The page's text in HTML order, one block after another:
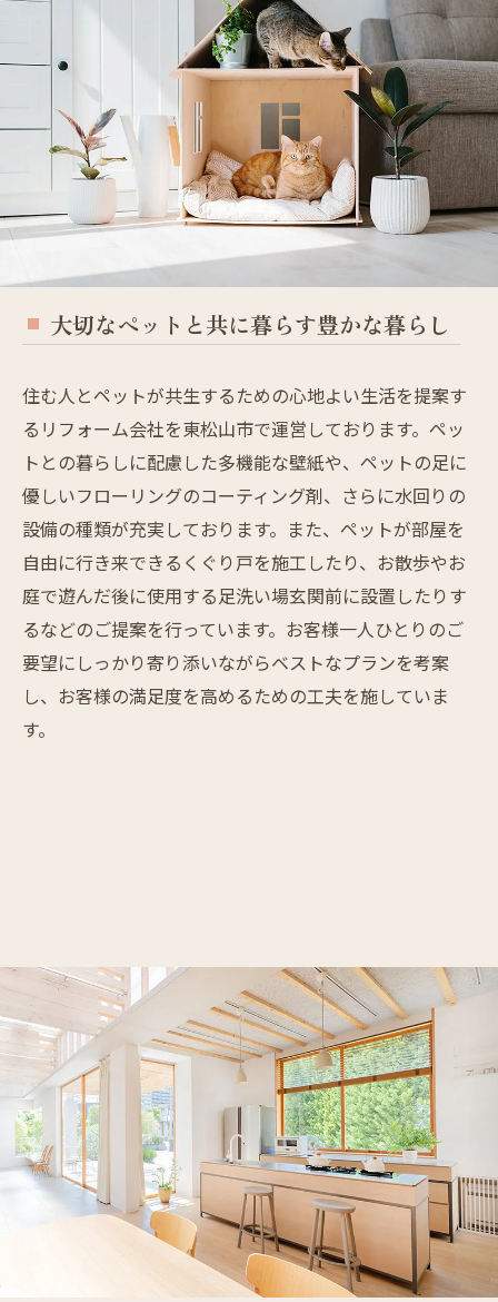
大切なペットと共に暮らす豊かな暮らし
住む人とペットが共生するための心地よい生活を提案す
るリフォーム会社を東松山市で運営しております。ペッ
トとの暮らしに配慮した多機能な壁紙や、ペットの足に
優しいフローリングのコーティング剤、さらに水回りの
設備の種類が充実しております。また、ペットが部屋を
自由に行き来できるくぐり戸を施工したり、お散歩やお
庭で遊んだ後に使用する足洗い場玄関前に設置したりす
るなどのご提案を行っています。お客様一人ひとりのご
要望にしっかり寄り添いながらベストなプランを考案
し、お客様の満足度を高めるための工夫を施していま
す。